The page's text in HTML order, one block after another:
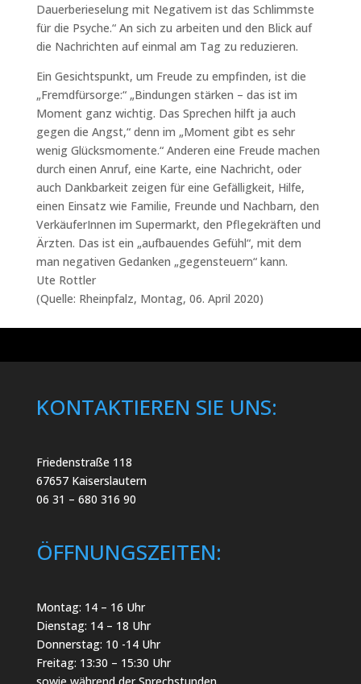
Dauerberieselung mit Negativem ist das Schlimmste
für die Psyche.“ An sich zu arbeiten und den Blick auf
die Nachrichten auf einmal am Tag zu reduzieren.
Ein Gesichtspunkt, um Freude zu empfinden, ist die
„Fremdfürsorge:“ „Bindungen stärken – das ist im
Moment ganz wichtig. Das Sprechen hilft ja auch
gegen die Angst,“ denn im „Moment gibt es sehr
wenig Glücksmomente.“ Anderen eine Freude machen
durch einen Anruf, eine Karte, eine Nachricht, oder
auch Dankbarkeit zeigen für eine Gefälligkeit, Hilfe,
einen Einsatz wie Familie, Freunde und Nachbarn, den
VerkäuferInnen im Supermarkt, den Pflegekräften und
Ärzten. Das ist ein „aufbauendes Gefühl“, mit dem
man negativen Gedanken „gegensteuern“ kann.
Ute Rottler
(Quelle: Rheinpfalz, Montag, 06. April 2020)
KONTAKTIEREN SIE UNS:
Friedenstraße 118
67657 Kaiserslautern
06 31 – 680 316 90
ÖFFNUNGSZEITEN:
Montag: 14 – 16 Uhr
Dienstag: 14 – 18 Uhr
Donnerstag: 10 -14 Uhr
Freitag: 13:30 – 15:30 Uhr